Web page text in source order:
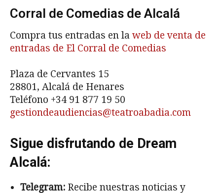
Corral de Comedias de Alcalá
Compra tus entradas en la web de venta de
entradas de El Corral de Comedias
Plaza de Cervantes 15
28801, Alcalá de Henares
Teléfono +34 91 877 19 50
gestiondeaudiencias@teatroabadia.com
Sigue disfrutando de Dream
Alcalá:
Telegram: Recibe nuestras noticias y